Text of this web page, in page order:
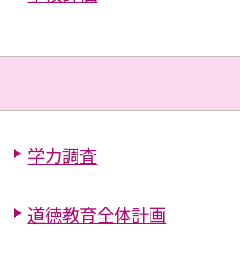
学力調査
道徳教育全体計画